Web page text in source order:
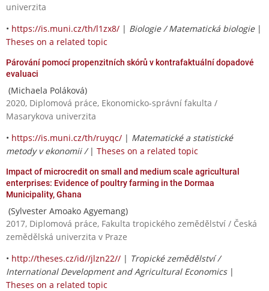
univerzita
• https://is.muni.cz/th/l1zx8/ | Biologie / Matematická biologie|
Theses on a related topic
Párování pomocí propenzitních skórů v kontrafaktuální dopadové
evaluaci
(Michaela Poláková)
2020, Diplomová práce, Ekonomicko-správní fakulta /
Masarykova univerzita
• https://is.muni.cz/th/ruyqc/ | Matematické a statistické
metody v ekonomii / | Theses on a related topic
Impact of microcredit on small and medium scale agricultural
enterprises: Evidence of poultry farming in the Dormaa
Municipality, Ghana
(Sylvester Amoako Agyemang)
2017, Diplomová práce, Fakulta tropického zemědělství / Česká
zemědělská univerzita v Praze
• http://theses.cz/id//jlzn22// | Tropické zemědělství /
International Development and Agricultural Economics|
Theses on a related topic